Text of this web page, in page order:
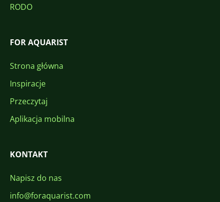
RODO
FOR AQUARIST
Strona główna
Inspiracje
Przeczytaj
Aplikacja mobilna
KONTAKT
Napisz do nas
info@foraquarist.com